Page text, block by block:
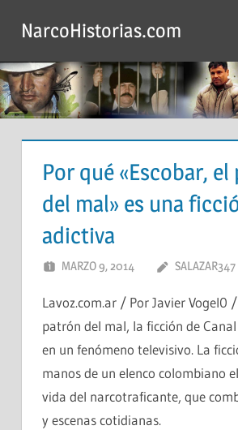
contenido
NarcoHistorias.com
Por qué «Escobar,
del mal» es una
adictiva
MARZO 9, 2014 SALAZAR347
Lavoz.com.ar / Por Javier Vogel0
patrón del mal, la ficción de
en un fenómeno televisivo. La
manos de un elenco colombiano
vida del narcotraficante, que
y escenas cotidianas.